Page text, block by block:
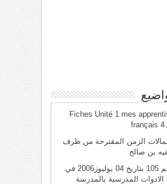
Fiches Unité 1 mes
français 4
الزمن المقترحة من طرف
بن صالح
المذكرة رقم 105 بتاريخ 04 يوليوز2006 في
المدرسية بالمدرسة